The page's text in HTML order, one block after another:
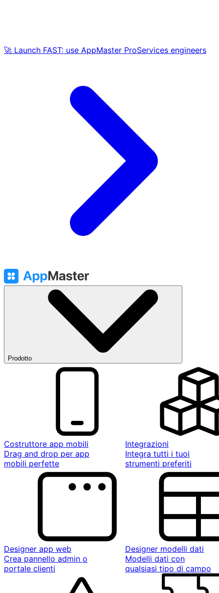
🚀 Launch FAST: use AppMaster ProServices engineers
Prodotto
Costruttore app mobili
Drag and drop per app
mobili perfette
Integrazioni
Integra tutti i tuoi
strumenti preferiti
Designer app web
Crea pannello admin o
portale clienti
Designer modelli dati
Modelli dati con
qualsiasi tipo di campo